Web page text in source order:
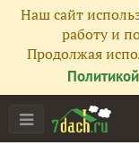
Наш сайт
работу и
Продолжая